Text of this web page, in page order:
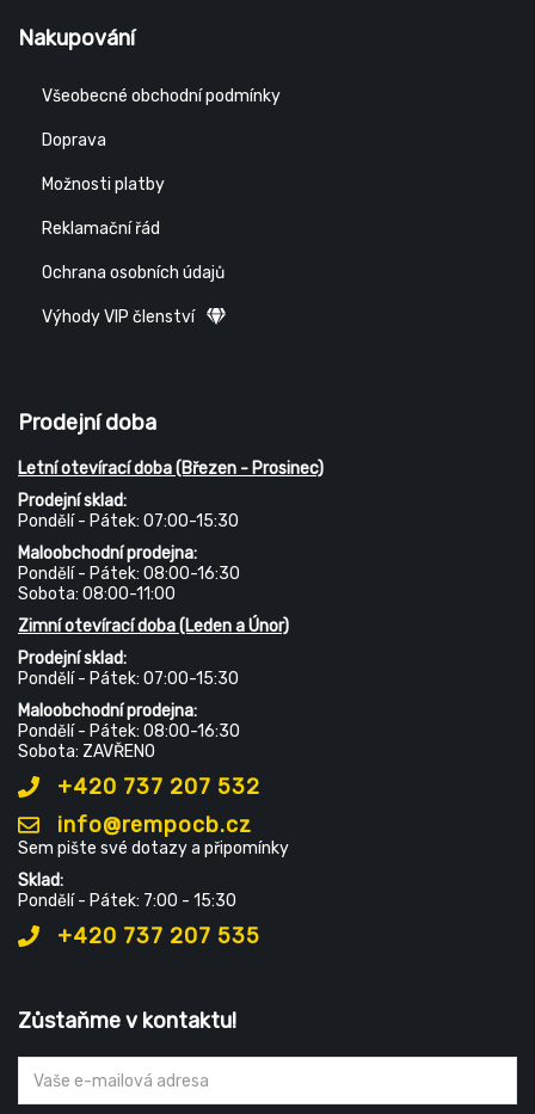
Nakupování
Všeobecné obchodní podmínky
Doprava
Možnosti platby
Reklamační řád
Ochrana osobních údajů
Výhody VIP členství
Prodejní doba
Letní otevírací doba (Březen - Prosinec)
Prodejní sklad:
Pondělí - Pátek: 07:00-15:30
Maloobchodní prodejna:
Pondělí - Pátek: 08:00-16:30
Sobota: 08:00-11:00
Zimní otevírací doba (Leden a Únor)
Prodejní sklad:
Pondělí - Pátek: 07:00-15:30
Maloobchodní prodejna:
Pondělí - Pátek: 08:00-16:30
Sobota: ZAVŘENO
+420 737 207 532
info@rempocb.cz
Sem pište své dotazy a připomínky
Sklad:
Pondělí - Pátek: 7:00 - 15:30
+420 737 207 535
Zůstaňme v kontaktu!